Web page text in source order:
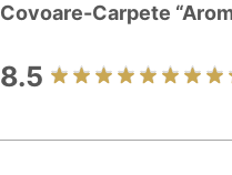
Covoare-Carpete
8.5